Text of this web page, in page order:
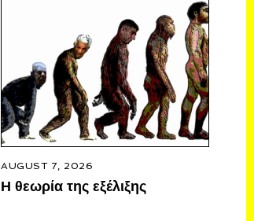
AUGUST 7, 2026
Η θεωρία της εξέλιξης